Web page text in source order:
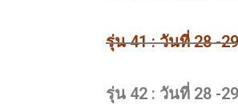
รุ่น 41 : วันที่ 28 -
รุ่น 42 : วันที่ 28 -